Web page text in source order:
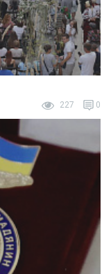
227 0